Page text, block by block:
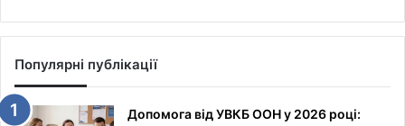
Популярні публікації
Допомога від УВКБ ООН у 2026 році: